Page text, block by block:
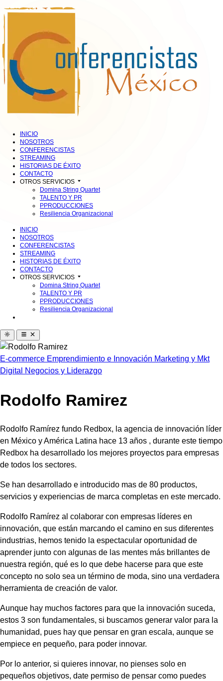
INICIO
NOSOTROS
CONFERENCISTAS
STREAMING
HISTORIAS DE ÉXITO
CONTACTO
OTROS SERVICIOS
Domina String Quartet
TALENTO Y PR
PPRODUCCIONES
Resiliencia Organizacional
INICIO
NOSOTROS
CONFERENCISTAS
STREAMING
HISTORIAS DE ÉXITO
CONTACTO
OTROS SERVICIOS
Domina String Quartet
TALENTO Y PR
PPRODUCCIONES
Resiliencia Organizacional
E-commerce Emprendimiento e Innovación Marketing y Mkt
Digital
Negocios y Liderazgo
Rodolfo Ramirez
Rodolfo Ramírez fundo Redbox, la agencia de innovación líder
en México y América Latina hace 13 años , durante este tiempo
Redbox ha desarrollado los mejores proyectos para empresas
de todos los sectores.
Se han desarrollado e introducido mas de 80 productos,
servicios y experiencias de marca completas en este mercado.
Rodolfo Ramírez al colaborar con empresas líderes en
innovación, que están marcando el camino en sus diferentes
industrias, hemos tenido la espectacular oportunidad de
aprender junto con algunas de las mentes más brillantes de
nuestra región, qué es lo que debe hacerse para que este
concepto no solo sea un término de moda, sino una verdadera
herramienta de creación de valor.
Aunque hay muchos factores para que la innovación suceda,
estos 3 son fundamentales, si buscamos generar valor para la
humanidad, pues hay que pensar en gran escala, aunque se
empiece en pequeño, para poder innovar.
Por lo anterior, si quieres innovar, no pienses solo en
pequeños objetivos, date permiso de pensar como puedes